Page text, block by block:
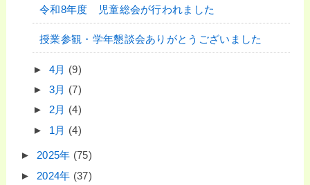
令和8年度 児童総会が行われました
授業参観・学年懇談会ありがとうございました
► 4月 (9)
► 3月 (7)
► 2月 (4)
► 1月 (4)
► 2025年 (75)
► 2024年 (37)